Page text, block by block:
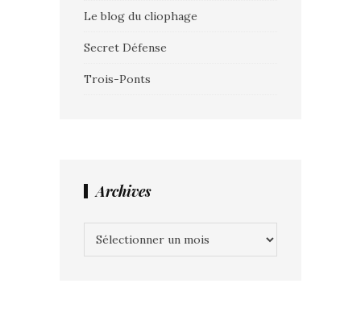
Le blog du cliophage
Secret Défense
Trois-Ponts
Archives